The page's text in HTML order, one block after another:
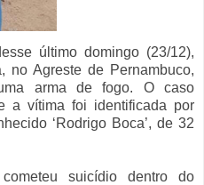
último domingo (23/12),
no Agreste de Pernambuco,
arma de fogo. O caso
a vítima foi identificada por
‘Rodrigo Boca’, de 32
suicídio dentro do